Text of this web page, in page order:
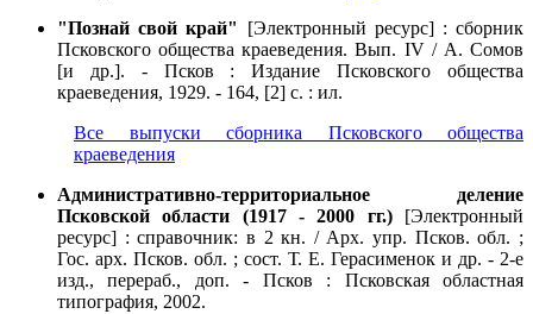
"Познай свой край"
[Электронный ресурс] : сборник
Псковского общества краеведения. Вып. IV / А. Сомов
[и др.]. - Псков : Издание Псковского общества
краеведения, 1929. - 164, [2] с. : ил.
Все выпуски сборника Псковского общества
краеведения
Административно-территориальное деление
Псковской области (1917 - 2000 гг.)[Электронный
ресурс] : справочник: в 2 кн. / Арх. упр. Псков. обл. ;
Гос. арх. Псков. обл. ; сост. Т. Е. Герасименок и др. - 2-е
изд., пеpеpаб., доп. - Псков : Псковская областная
типография, 2002.